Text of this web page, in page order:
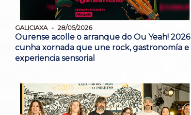
GALICIAXA 28/05/2026
Ourense acolle o arranque do Ou Yeah! 2026
cunha xornada que une rock, gastronomía e
experiencia sensorial